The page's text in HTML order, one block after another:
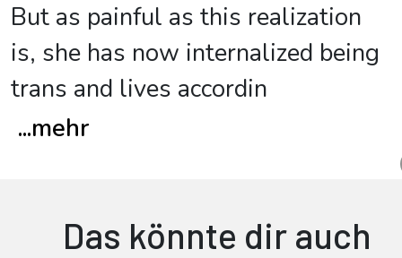
But as painful as this realization
is, she has now internalized being
trans and lives accordin
...mehr
Das könnte dir auch